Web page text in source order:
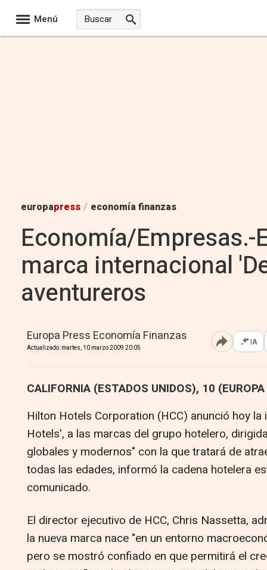
Menú
europapress / economía finanzas
Economía/Empresas.-
marca internacional
aventureros
Europa Press Economía Finanzas
Actualizado: martes, 10 marzo 2009 20:05 Abrir IA
CALIFORNIA (ESTADOS UNIDOS), 10
Hilton Hotels Corporation (HCC) anunció hoy
Hotels', a las marcas del grupo hotelero,
globales y modernos" con la que tratará de
todas las edades, informó la cadena hotelera
comunicado.
El director ejecutivo de HCC, Chris Nassetta,
la nueva marca nace "en un entorno
pero se mostró confiado en que permitirá el